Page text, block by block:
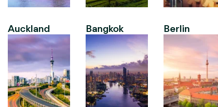
Auckland Bangkok Berlin